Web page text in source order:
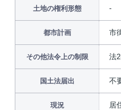
土地の権利形態
都市計画 市
その他法令上の制限 法
国土法届出 不
現況 居